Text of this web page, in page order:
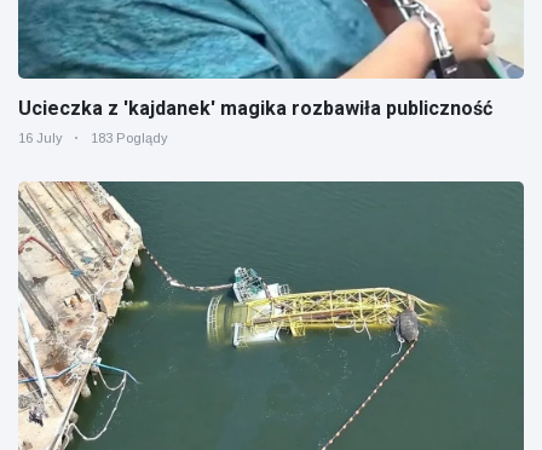
Ucieczka z 'kajdanek' magika rozbawiła publiczność
16 July 183 Poglądy